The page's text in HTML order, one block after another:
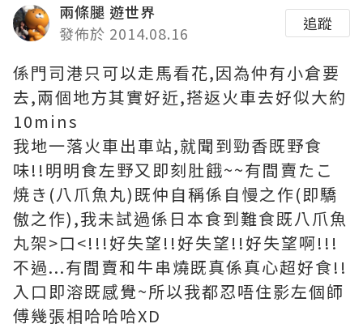
兩條腿 遊世界
發佈於 2014.08.16
追蹤
係門司港只可以走馬看花,因為仲有小倉要
去,兩個地方其實好近,搭返火車去好似大約
10mins
我地一落火車出車站,就聞到勁香既野食
味!!明明食左野又即刻肚餓~~有間賣たこ
焼き(八爪魚丸)既仲自稱係自慢之作(即驕
傲之作),我未試過係日本食到難食既八爪魚
丸架>口<!!!好失望!!好失望!!好失望啊!!!
不過...有間賣和牛串燒既真係真心超好食!!
入口即溶既感覺~所以我都忍唔住影左個師
傅幾張相哈哈哈XD